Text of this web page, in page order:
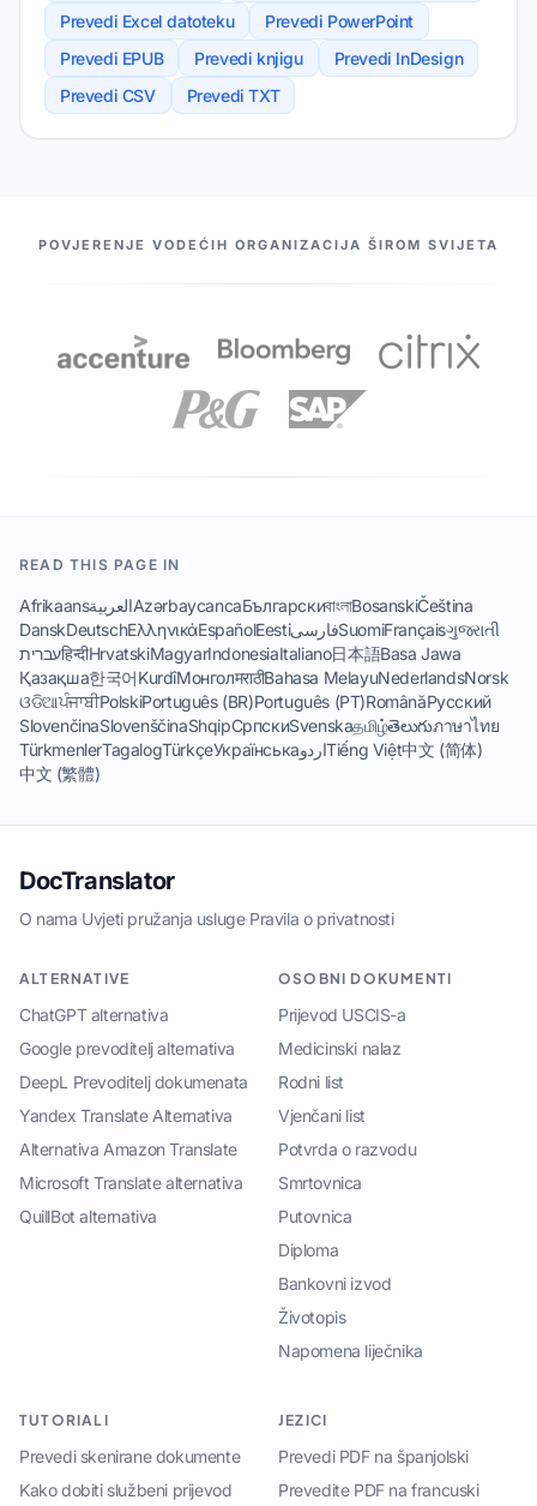
Prevedi Excel datoteku
Prevedi PowerPoint
Prevedi EPUB
Prevedi knjigu
Prevedi InDesign
Prevedi CSV
Prevedi TXT
NAŠI PARTNERI
POVJERENJE VODEĆIH ORGANIZACIJA ŠIROM SVIJETA
READ THIS PAGE IN
AfrikaansالعربيةAzərbaycancaБългарскиবাংলাBosanskiČeština
DanskDeutschΕλληνικάEspañolEestiفارسیSuomiFrançaisગુજરાતી
עבריתहिन्दीHrvatskiMagyarIndonesiaItaliano日本語Basa Jawa
Қазақша한국어KurdîМонголमराठीBahasa MelayuNederlandsNorsk
ଓଡିଆਪੰਜਾਬੀPolskiPortuguês (BR)Português (PT)RomânăРусский
SlovenčinaSlovenščinaShqipСрпскиSvenskaதமிழ்తెలుగుภาษาไทย
TürkmenlerTagalogTürkçeУкраїнськаاردوTiếng Việt中文 (简体)
中文 (繁體)
DocTranslator
O nama·Uvjeti pružanja usluge·Pravila o privatnosti
ALTERNATIVE
ChatGPT alternativa
Google prevoditelj alternativa
DeepL Prevoditelj dokumenata
Yandex Translate Alternativa
Alternativa Amazon Translate
Microsoft Translate alternativa
QuillBot alternativa
OSOBNI DOKUMENTI
Prijevod USCIS-a
Medicinski nalaz
Rodni list
Vjenčani list
Potvrda o razvodu
Smrtovnica
Putovnica
Diploma
Bankovni izvod
Životopis
Napomena liječnika
TUTORIALI
Prevedi skenirane dokumente
Kako dobiti službeni prijevod
JEZICI
Prevedi PDF na španjolski
Prevedite PDF na francuski